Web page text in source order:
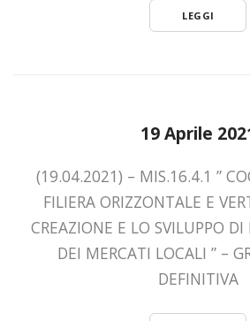
LEGGI
19 Aprile
(19.04.2021) – MIS.16.4.1 ”
FILIERA ORIZZONTALE E
CREAZIONE E LO SVILUPPO DI
DEI MERCATI LOCALI ” –
DEFINITIVA